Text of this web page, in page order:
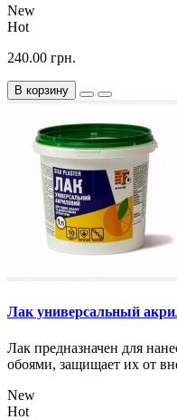
New
Hot
240.00 грн.
В корзину
Лак универсальный
Лак предназначен для
обоями, защищает их от
New
Hot